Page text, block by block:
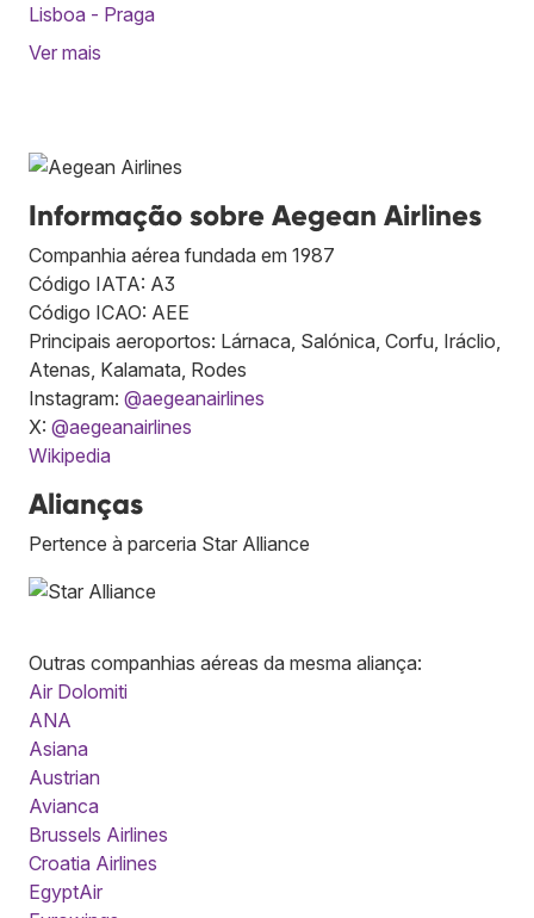
Lisboa - Praga
Ver mais
Informação sobre Aegean Airlines
Companhia aérea fundada em 1987
Código IATA: A3
Código ICAO: AEE
Principais aeroportos: Lárnaca, Salónica, Corfu, Iráclio,
Atenas, Kalamata, Rodes
Instagram: @aegeanairlines
X: @aegeanairlines
Wikipedia
Alianças
Pertence à parceria Star Alliance
Outras companhias aéreas da mesma aliança:
Air Dolomiti
ANA
Asiana
Austrian
Avianca
Brussels Airlines
Croatia Airlines
EgyptAir